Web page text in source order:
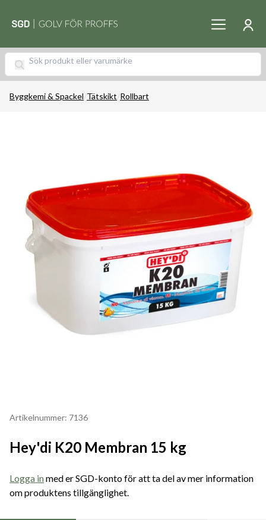
Byggkemi & Spackel/Tätskikt/Rollbart
Artikelnummer: 7136
Hey'di K20 Membran 15 kg
Logga inmed er SGD-konto för att ta del av mer information
om produktens tillgänglighet.